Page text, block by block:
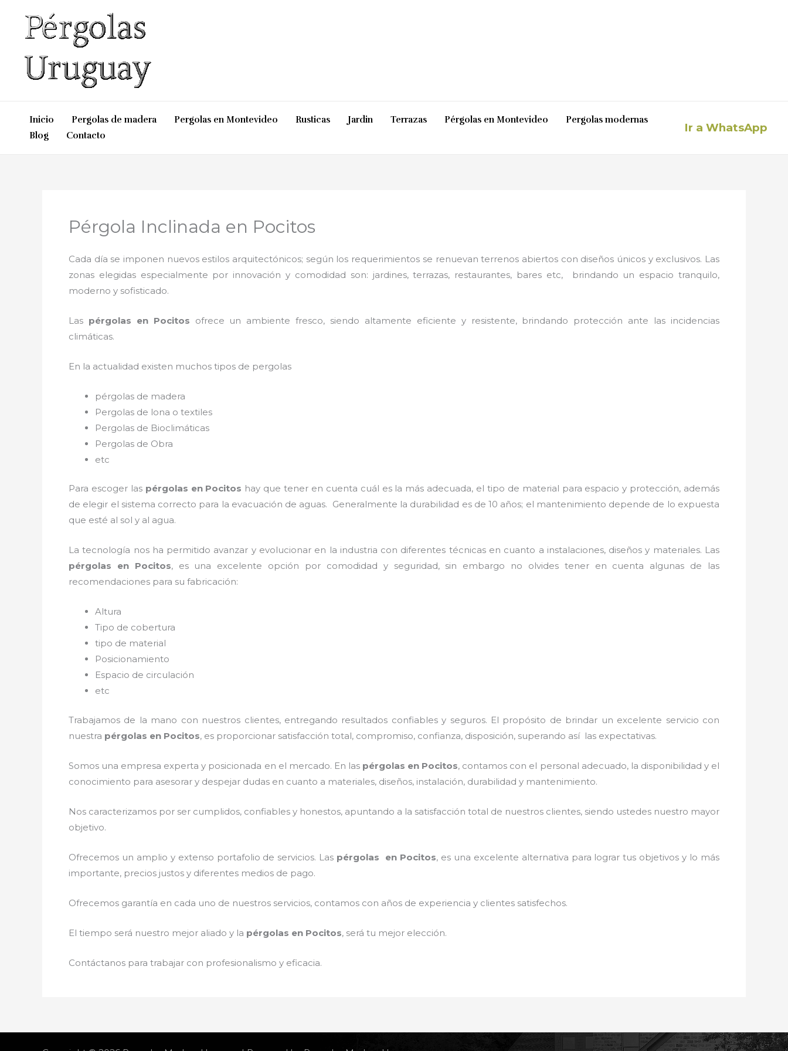
contenido
Inicio Pergolas de madera Pergolas en Montevideo Rusticas Jardin Terrazas Pérgolas en Montevideo
Pergolas modernas
Blog
Contacto
Ir a WhatsApp
Pérgola Inclinada en Pocitos
Cada día se imponen nuevos estilos arquitectónicos; según los requerimientos se renuevan terrenos abiertos con diseños únicos y exclusivos. Las
zonas elegidas especialmente por innovación y comodidad son: jardines, terrazas, restaurantes, bares etc, brindando un espacio tranquilo,
moderno y sofisticado.
Las pérgolas en Pocitos ofrece un ambiente fresco, siendo altamente eficiente y resistente, brindando protección ante las incidencias
climáticas.
En la actualidad existen muchos tipos de pergolas
pérgolas de madera
Pergolas de lona o textiles
Pergolas de Bioclimáticas
Pergolas de Obra
etc
Para escoger las pérgolas en Pocitos hay que tener en cuenta cuál es la más adecuada, el tipo de material para espacio y protección, además
de elegir el sistema correcto para la evacuación de aguas. Generalmente la durabilidad es de 10 años; el mantenimiento depende de lo expuesta
que esté al sol y al agua.
La tecnología nos ha permitido avanzar y evolucionar en la industria con diferentes técnicas en cuanto a instalaciones, diseños y materiales. Las
pérgolas en Pocitos, es una excelente opción por comodidad y seguridad, sin embargo no olvides tener en cuenta algunas de las
recomendaciones para su fabricación:
Altura
Tipo de cobertura
tipo de material
Posicionamiento
Espacio de circulación
etc
Trabajamos de la mano con nuestros clientes, entregando resultados confiables y seguros. El propósito de brindar un excelente servicio con
nuestra pérgolas en Pocitos, es proporcionar satisfacción total, compromiso, confianza, disposición, superando así las expectativas.
Somos una empresa experta y posicionada en el mercado. En las pérgolas en Pocitos, contamos con el personal adecuado, la disponibilidad y el
conocimiento para asesorar y despejar dudas en cuanto a materiales, diseños, instalación, durabilidad y mantenimiento.
Nos caracterizamos por ser cumplidos, confiables y honestos, apuntando a la satisfacción total de nuestros clientes, siendo ustedes nuestro mayor
objetivo.
Ofrecemos un amplio y extenso portafolio de servicios. Las pérgolas en Pocitos, es una excelente alternativa para lograr tus objetivos y lo más
importante, precios justos y diferentes medios de pago.
Ofrecemos garantía en cada uno de nuestros servicios, contamos con años de experiencia y clientes satisfechos.
El tiempo será nuestro mejor aliado y la pérgolas en Pocitos, será tu mejor elección.
Contáctanos para trabajar con profesionalismo y eficacia.